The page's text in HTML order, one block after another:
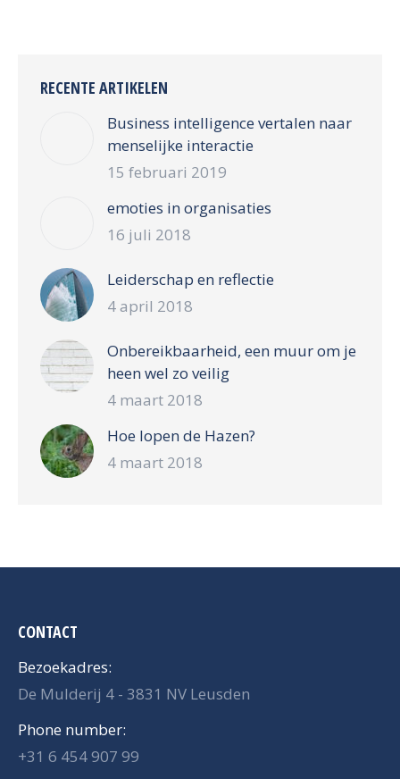
RECENTE ARTIKELEN
Business intelligence vertalen naar
menselijke interactie
15 februari 2019
emoties in organisaties
16 juli 2018
Leiderschap en reflectie
4 april 2018
Onbereikbaarheid, een muur om je
heen wel zo veilig
4 maart 2018
Hoe lopen de Hazen?
4 maart 2018
CONTACT
Bezoekadres:
De Mulderij 4 - 3831 NV Leusden
Phone number:
+31 6 454 907 99